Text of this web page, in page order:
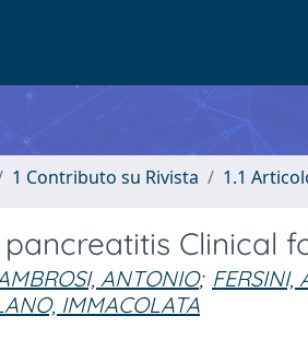
1 Contributo su Rivista 1.1
Clinical
ANTONIO; FERSINI,
IMMACOLATA